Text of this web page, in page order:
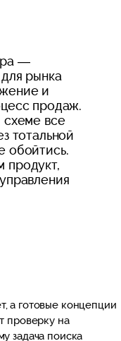
—
рынка
и
продаж.
схеме все
тотальной
обойтись.
продукт,
а готовые концепции
проверку на
задача поиска